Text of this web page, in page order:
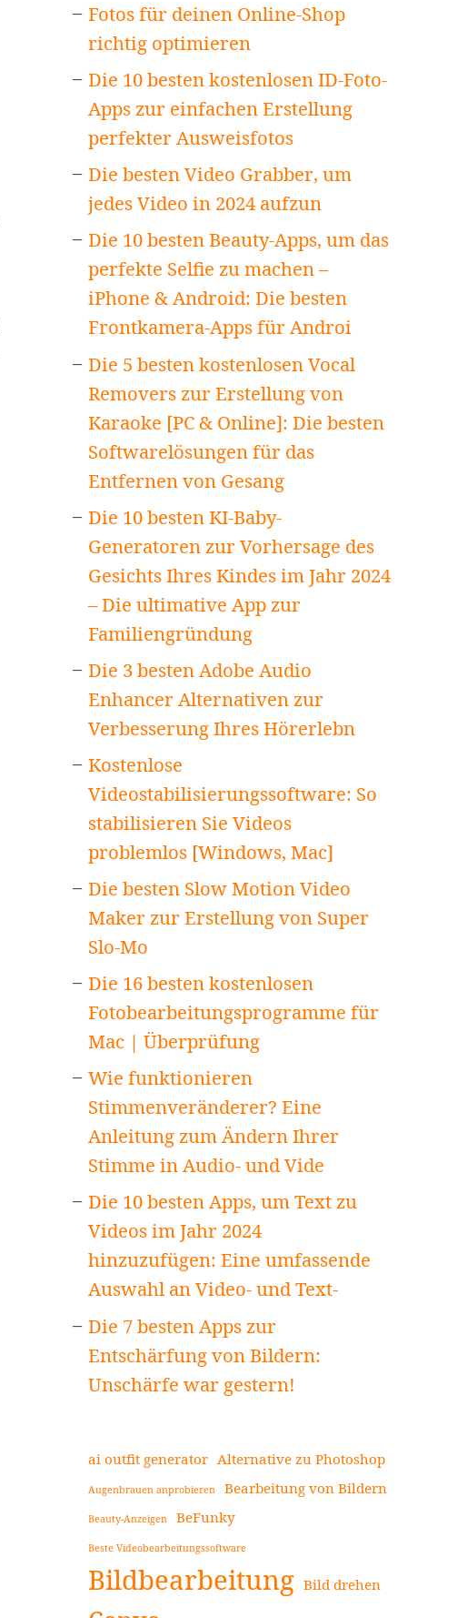
Fotos für deinen Online-Shop
richtig optimieren
Die 10 besten kostenlosen ID-Foto-
Apps zur einfachen Erstellung
perfekter Ausweisfotos
Die besten Video Grabber, um
jedes Video in 2024 aufzun
Die 10 besten Beauty-Apps, um das
perfekte Selfie zu machen –
iPhone & Android: Die besten
Frontkamera-Apps für Androi
Die 5 besten kostenlosen Vocal
Removers zur Erstellung von
Karaoke [PC & Online]: Die besten
Softwarelösungen für das
Entfernen von Gesang
Die 10 besten KI-Baby-
Generatoren zur Vorhersage des
Gesichts Ihres Kindes im Jahr 2024
– Die ultimative App zur
Familiengründung
Die 3 besten Adobe Audio
Enhancer Alternativen zur
Verbesserung Ihres Hörerlebn
Kostenlose
Videostabilisierungssoftware: So
stabilisieren Sie Videos
problemlos [Windows, Mac]
Die besten Slow Motion Video
Maker zur Erstellung von Super
Slo-Mo
Die 16 besten kostenlosen
Fotobearbeitungsprogramme für
Mac | Überprüfung
Wie funktionieren
Stimmenveränderer? Eine
Anleitung zum Ändern Ihrer
Stimme in Audio- und Vide
Die 10 besten Apps, um Text zu
Videos im Jahr 2024
hinzuzufügen: Eine umfassende
Auswahl an Video- und Text-
Die 7 besten Apps zur
Entschärfung von Bildern:
Unschärfe war gestern!
ai outfit generator Alternative zu Photoshop
Augenbrauen anprobieren Bearbeitung von Bildern
Beauty-Anzeigen BeFunky
Beste Videobearbeitungssoftware
Bildbearbeitung Bild drehen